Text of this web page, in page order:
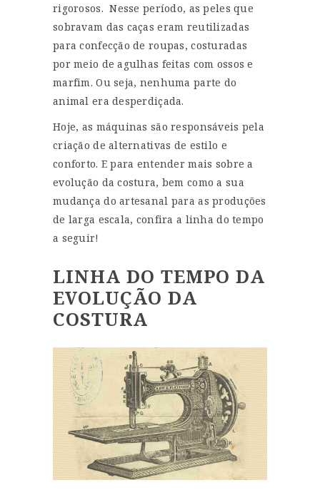
rigorosos. Nesse período, as peles que
sobravam das caças eram reutilizadas
para confecção de roupas, costuradas
por meio de agulhas feitas com ossos e
marfim. Ou seja, nenhuma parte do
animal era desperdiçada.
Hoje, as máquinas são responsáveis pela
criação de alternativas de estilo e
conforto. E para entender mais sobre a
evolução da costura, bem como a sua
mudança do artesanal para as produções
de larga escala, confira a linha do tempo
a seguir!
LINHA DO TEMPO DA
EVOLUÇÃO DA
COSTURA